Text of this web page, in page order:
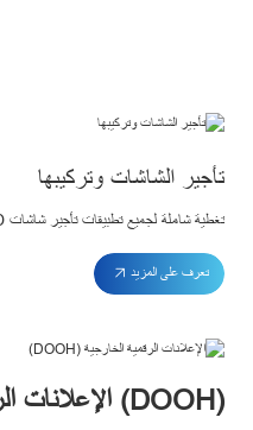
تأجير الشاشات وتركيبها
تغطية شاملة لجميع تطبيقات تأجير شاشات LED
تعرف على المزيد
الإعلانات الرقمية الخارجية (DOOH)